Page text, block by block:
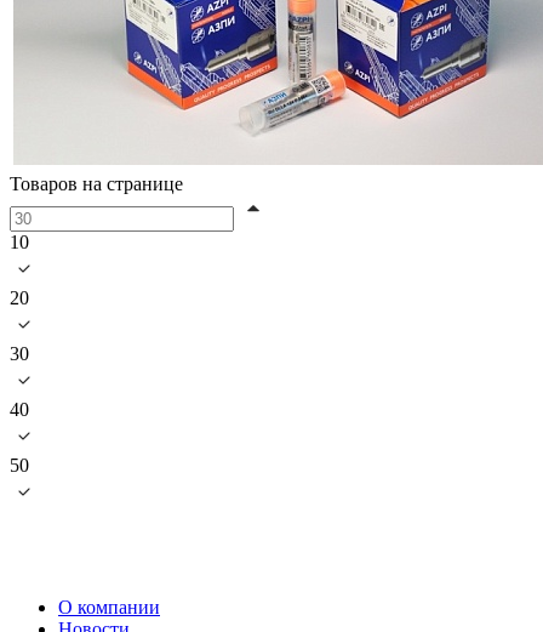
Товаров на странице
10
20
30
40
50
О компании